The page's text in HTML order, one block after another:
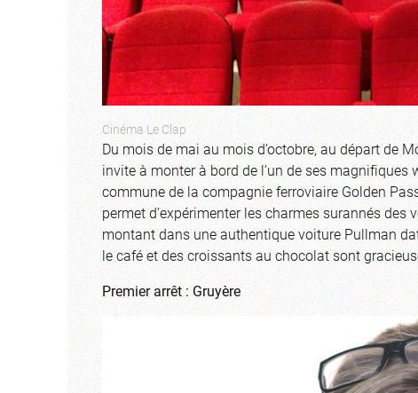
Cinéma Le Clap
Du mois de mai au mois d’octobre, au départ de
invite à monter à bord de l’un de ses
commune de la compagnie ferroviaire Golden
permet d’expérimenter les charmes surannés des
montant dans une authentique voiture Pullman
le café et des croissants au chocolat sont
Premier arrêt : Gruyère